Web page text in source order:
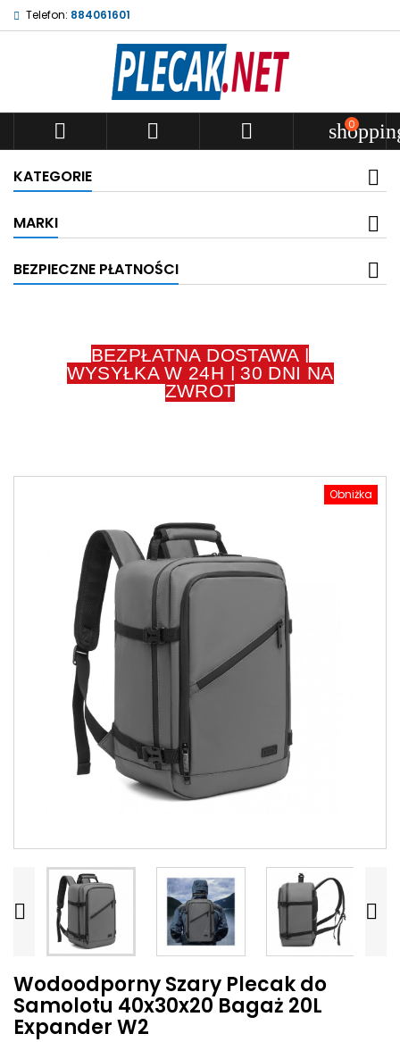
Telefon: 884061601
   0
KATEGORIE
MARKI
BEZPIECZNE PŁATNOŚCI
BEZPŁATNA DOSTAWA |
WYSYŁKA W 24H | 30 DNI NA
ZWROT
Obniżka
 
Wodoodporny Szary Plecak do
Samolotu 40x30x20 Bagaż 20L
Expander W2